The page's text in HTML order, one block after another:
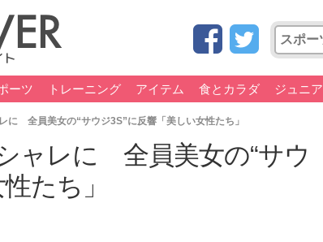
ーツ トレーニング アイテム 食とカラダ ジュニア
に 全員美女の“サウジ3S”に反響「美しい女性たち」
ャレに 全員美女の“サウ
たち」